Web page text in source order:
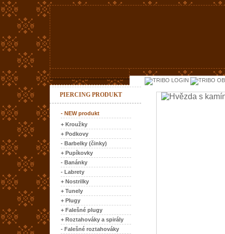
LOGIN
PIERCING PRODUKT
- NEW produkt
+ Kroužky
+ Podkovy
- Barbelky (činky)
+ Pupíkovky
- Banánky
- Labrety
+ Nostrilky
+ Tunely
+ Plugy
+ Falešné plugy
+ Roztahováky a spirály
- Falešné roztahováky